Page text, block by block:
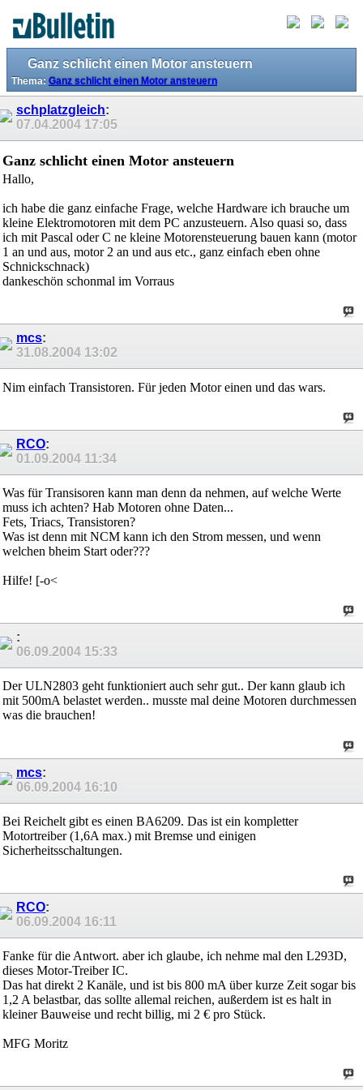
Ganz schlicht einen Motor ansteuern
Thema: Ganz schlicht einen Motor ansteuern
schplatzgleich:
07.04.2004 17:05
Ganz schlicht einen Motor ansteuern
Hallo,
ich habe die ganz einfache Frage, welche Hardware ich brauche um
kleine Elektromotoren mit dem PC anzusteuern. Also quasi so, dass
ich mit Pascal oder C ne kleine Motorensteuerung bauen kann (motor
1 an und aus, motor 2 an und aus etc., ganz einfach eben ohne
Schnickschnack)
dankeschön schonmal im Vorraus
mcs:
31.08.2004 13:02
Nim einfach Transistoren. Für jeden Motor einen und das wars.
RCO:
01.09.2004 11:34
Was für Transisoren kann man denn da nehmen, auf welche Werte
muss ich achten? Hab Motoren ohne Daten...
Fets, Triacs, Transistoren?
Was ist denn mit NCM kann ich den Strom messen, und wenn
welchen bheim Start oder???
Hilfe! [-o<
:
06.09.2004 15:33
Der ULN2803 geht funktioniert auch sehr gut.. Der kann glaub ich
mit 500mA belastet werden.. musste mal deine Motoren durchmessen
was die brauchen!
mcs:
06.09.2004 16:10
Bei Reichelt gibt es einen BA6209. Das ist ein kompletter
Motortreiber (1,6A max.) mit Bremse und einigen
Sicherheitsschaltungen.
RCO:
06.09.2004 16:11
Fanke für die Antwort. aber ich glaube, ich nehme mal den L293D,
dieses Motor-Treiber IC.
Das hat direkt 2 Kanäle, und ist bis 800 mA über kurze Zeit sogar bis
1,2 A belastbar, das sollte allemal reichen, außerdem ist es halt in
kleiner Bauweise und recht billig, mi 2 € pro Stück.
MFG Moritz